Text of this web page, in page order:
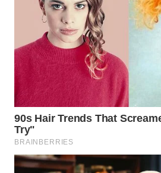
WN
CIREBON
WN
INDRAMAYU
WN
KUNINGAN
WN